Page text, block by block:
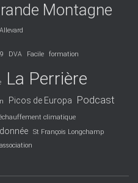
Montagne
DVA Facile formation
La Perrière
Picos de Europa Podcast
climatique
St François Longchamp